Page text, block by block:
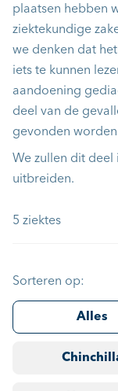
plaatsen hebben
ziektekundige
we denken dat
iets te kunnen
aandoening
deel van de
gevonden
We zullen dit
uitbreiden.
5 ziektes
Sorteren op:
Alles